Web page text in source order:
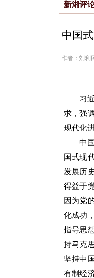
新湘评
中国
作者：刘利
习
求，强
现代化
中
国式现
发展历
得益于
因为党
化成功
指导思
持马克
坚持中
有制经